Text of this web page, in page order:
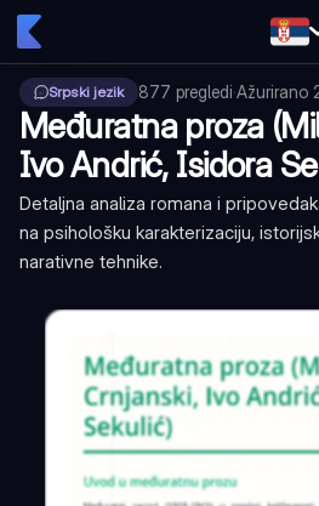
Srpski jezik 877 pregledi·Ažurirano
Međuratna proza
Ivo Andrić, Isidora
Detaljna analiza romana i
na psihološku karakterizaciju,
narativne tehnike.